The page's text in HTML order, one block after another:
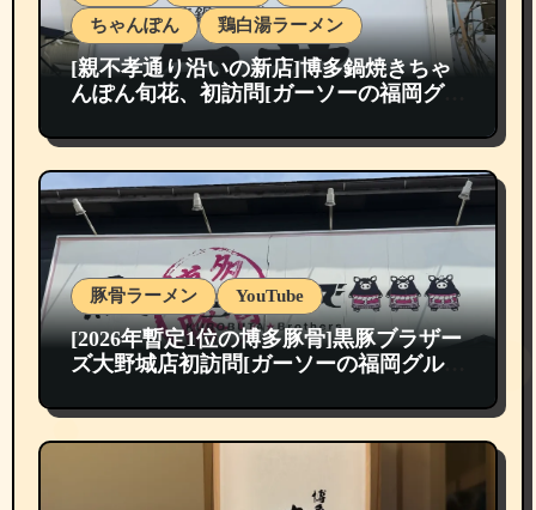
ちゃんぽん
鶏白湯ラーメン
[親不孝通り沿いの新店]博多鍋焼きちゃ
んぽん旬花、初訪問[ガーソーの福岡グル
豚骨ラーメン YouTube
[2026年暫定1位の博多豚骨]黒豚ブラザー
ズ大野城店初訪問[ガーソーの福岡グルメ